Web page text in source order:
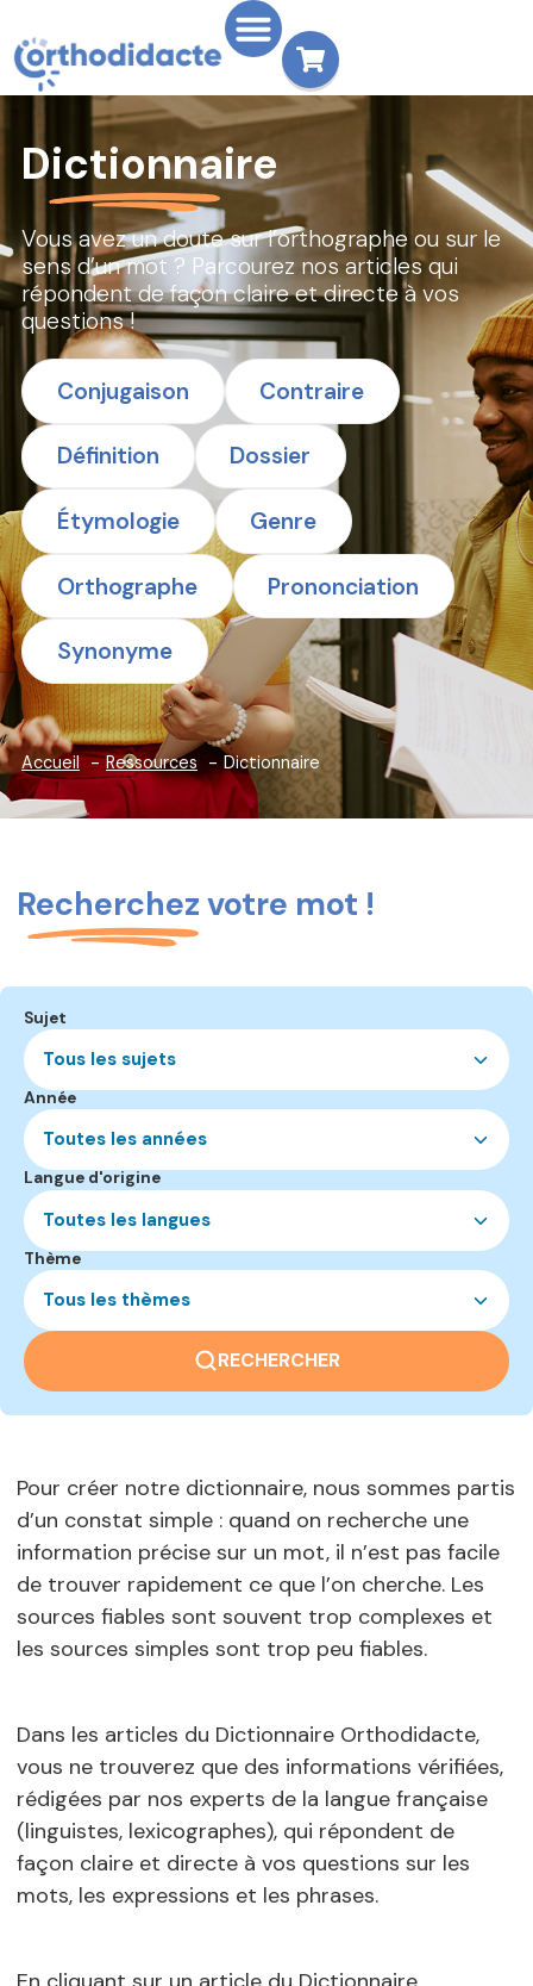
Dictionnaire
Vous avez un doute sur l’orthographe ou sur le
sens d’un mot ? Parcourez nos articles qui
répondent de façon claire et directe à vos
questions !
Conjugaison Contraire
Définition Dossier
Étymologie Genre
Orthographe Prononciation
Synonyme
Accueil Ressources Dictionnaire
Recherchez votre mot !
Sujet
Tous les sujets
Année
Toutes les années
Langue d'origine
Toutes les langues
Thème
Tous les thèmes
RECHERCHER
Pour créer notre dictionnaire, nous sommes partis
d’un constat simple : quand on recherche une
information précise sur un mot, il n’est pas facile
de trouver rapidement ce que l’on cherche. Les
sources fiables sont souvent trop complexes et
les sources simples sont trop peu fiables.
Dans les articles du Dictionnaire Orthodidacte,
vous ne trouverez que des informations vérifiées,
rédigées par nos experts de la langue française
(linguistes, lexicographes), qui répondent de
façon claire et directe à vos questions sur les
mots, les expressions et les phrases.